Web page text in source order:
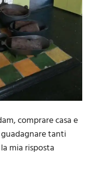
comprare casa e
tanti
mia risposta